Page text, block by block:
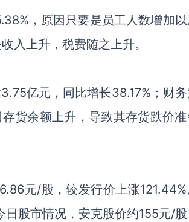
，原因只要是员工人数增加
入上升，税费随之上升。
3.75亿元，同比增长38.17% ；财
货余额上升，导致其存货跌价
元/股，较发行价上涨121.44%
股市情况，安克股价约155元/